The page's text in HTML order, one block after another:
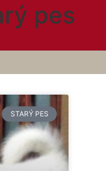
pes
STARÝ PES